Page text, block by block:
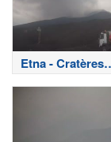
Etna - Cratères
sommitaux